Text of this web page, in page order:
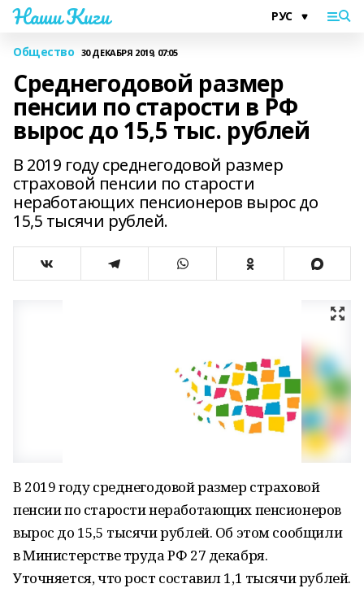
Наши Киги
Общество 30 ДЕКАБРЯ 2019, 07:05
Среднегодовой размер
пенсии по старости в РФ
вырос до 15,5 тыс. рублей
В 2019 году среднегодовой размер
страховой пенсии по старости
неработающих пенсионеров вырос до
15,5 тысячи рублей.
В 2019 году среднегодовой размер страховой
пенсии по старости неработающих пенсионеров
вырос до 15,5 тысячи рублей. Об этом сообщили
в Министерстве труда РФ 27 декабря.
Уточняется, что рост составил 1,1 тысячи рублей.